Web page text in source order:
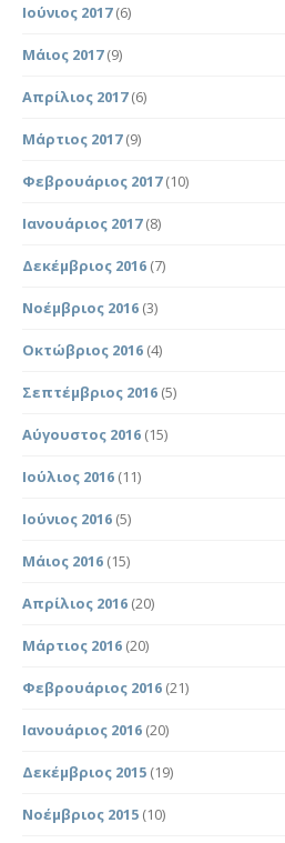
Ιούνιος 2017(6)
Μάιος 2017(9)
Απρίλιος 2017(6)
Μάρτιος 2017(9)
Φεβρουάριος 2017(10)
Ιανουάριος 2017(8)
Δεκέμβριος 2016 (7)
Νοέμβριος 2016 (3)
Οκτώβριος 2016 (4)
Σεπτέμβριος 2016 (5)
Αύγουστος 2016 (15)
Ιούλιος 2016 (11)
Ιούνιος 2016 (5)
Μάιος 2016 (15)
Απρίλιος 2016 (20)
Μάρτιος 2016 (20)
Φεβρουάριος 2016 (21)
Ιανουάριος 2016 (20)
Δεκέμβριος 2015 (19)
Νοέμβριος 2015 (10)